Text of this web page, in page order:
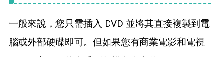
一般來說，您只需插入 DVD 並將其直接複製到電
腦或外部硬碟即可。但如果您有商業電影和電視